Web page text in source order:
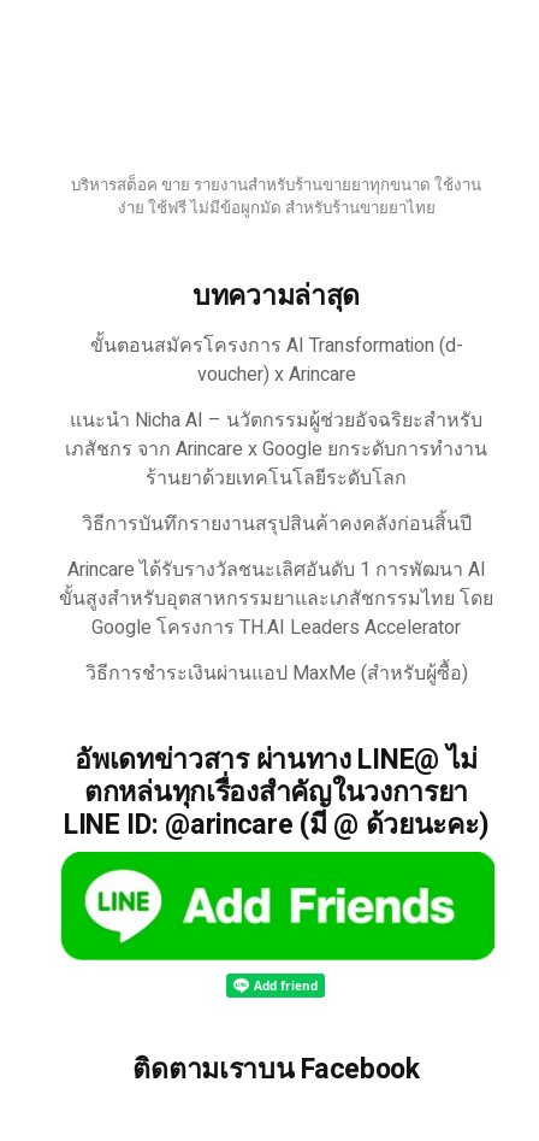
บริหารสต็อค ขาย รายงานสำหรับร้านขายยาทุกขนาด ใช้งาน
ง่าย ใช้ฟรี ไม่มีข้อผูกมัด สำหรับร้านขายยาไทย
บทความล่าสุด
ขั้นตอนสมัครโครงการ AI Transformation (d-
voucher) x Arincare
แนะนำ Nicha AI – นวัตกรรมผู้ช่วยอัจฉริยะสำหรับ
เภสัชกร จาก Arincare x Google ยกระดับการทำงาน
ร้านยาด้วยเทคโนโลยีระดับโลก
วิธีการบันทึกรายงานสรุปสินค้าคงคลังก่อนสิ้นปี
Arincare ได้รับรางวัลชนะเลิศอันดับ 1 การพัฒนา AI
ขั้นสูงสำหรับอุตสาหกรรมยาและเภสัชกรรมไทย โดย
Google โครงการ TH.AI Leaders Accelerator
วิธีการชำระเงินผ่านแอป MaxMe (สำหรับผู้ซื้อ)
อัพเดทข่าวสาร ผ่านทาง LINE@ ไม่
ตกหล่นทุกเรื่องสำคัญในวงการยา
LINE ID: @arincare (มี @ ด้วยนะคะ)
ติดตามเราบน Facebook